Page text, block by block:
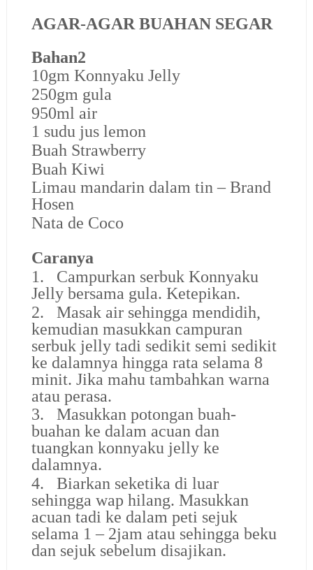
AGAR-AGAR BUAHAN SEGAR
Bahan2
10gm Konnyaku Jelly
250gm gula
950ml air
1 sudu jus lemon
Buah Strawberry
Buah Kiwi
Limau mandarin dalam tin – Brand
Hosen
Nata de Coco
Caranya
1. Campurkan serbuk Konnyaku
Jelly bersama gula. Ketepikan.
2. Masak air sehingga mendidih,
kemudian masukkan campuran
serbuk jelly tadi sedikit semi sedikit
ke dalamnya hingga rata selama 8
minit. Jika mahu tambahkan warna
atau perasa.
3. Masukkan potongan buah-
buahan ke dalam acuan dan
tuangkan konnyaku jelly ke
dalamnya.
4. Biarkan seketika di luar
sehingga wap hilang. Masukkan
acuan tadi ke dalam peti sejuk
selama 1 – 2jam atau sehingga beku
dan sejuk sebelum disajikan.